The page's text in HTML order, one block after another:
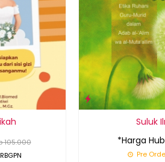
105.000
Suluk
*Harga
Pre